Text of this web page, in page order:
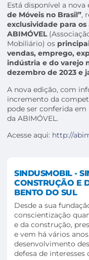
Está disponível a nova
de Móveis no Brasil”,
exclusividade para os
ABIMÓVEL
Mobiliário) os
vendas, emprego,
indústria e do varejo
dezembro de 2023 e
A nova edição, com
incremento da
pode ser conferida
da ABIMÓVEL.
Acesse aqui: http://
SINDUSMOBIL -
CONSTRUÇÃO E
BENTO DO SUL
Desde a sua
conscientização
e da construção,
e vem há vários
desenvolvimento
defesa de